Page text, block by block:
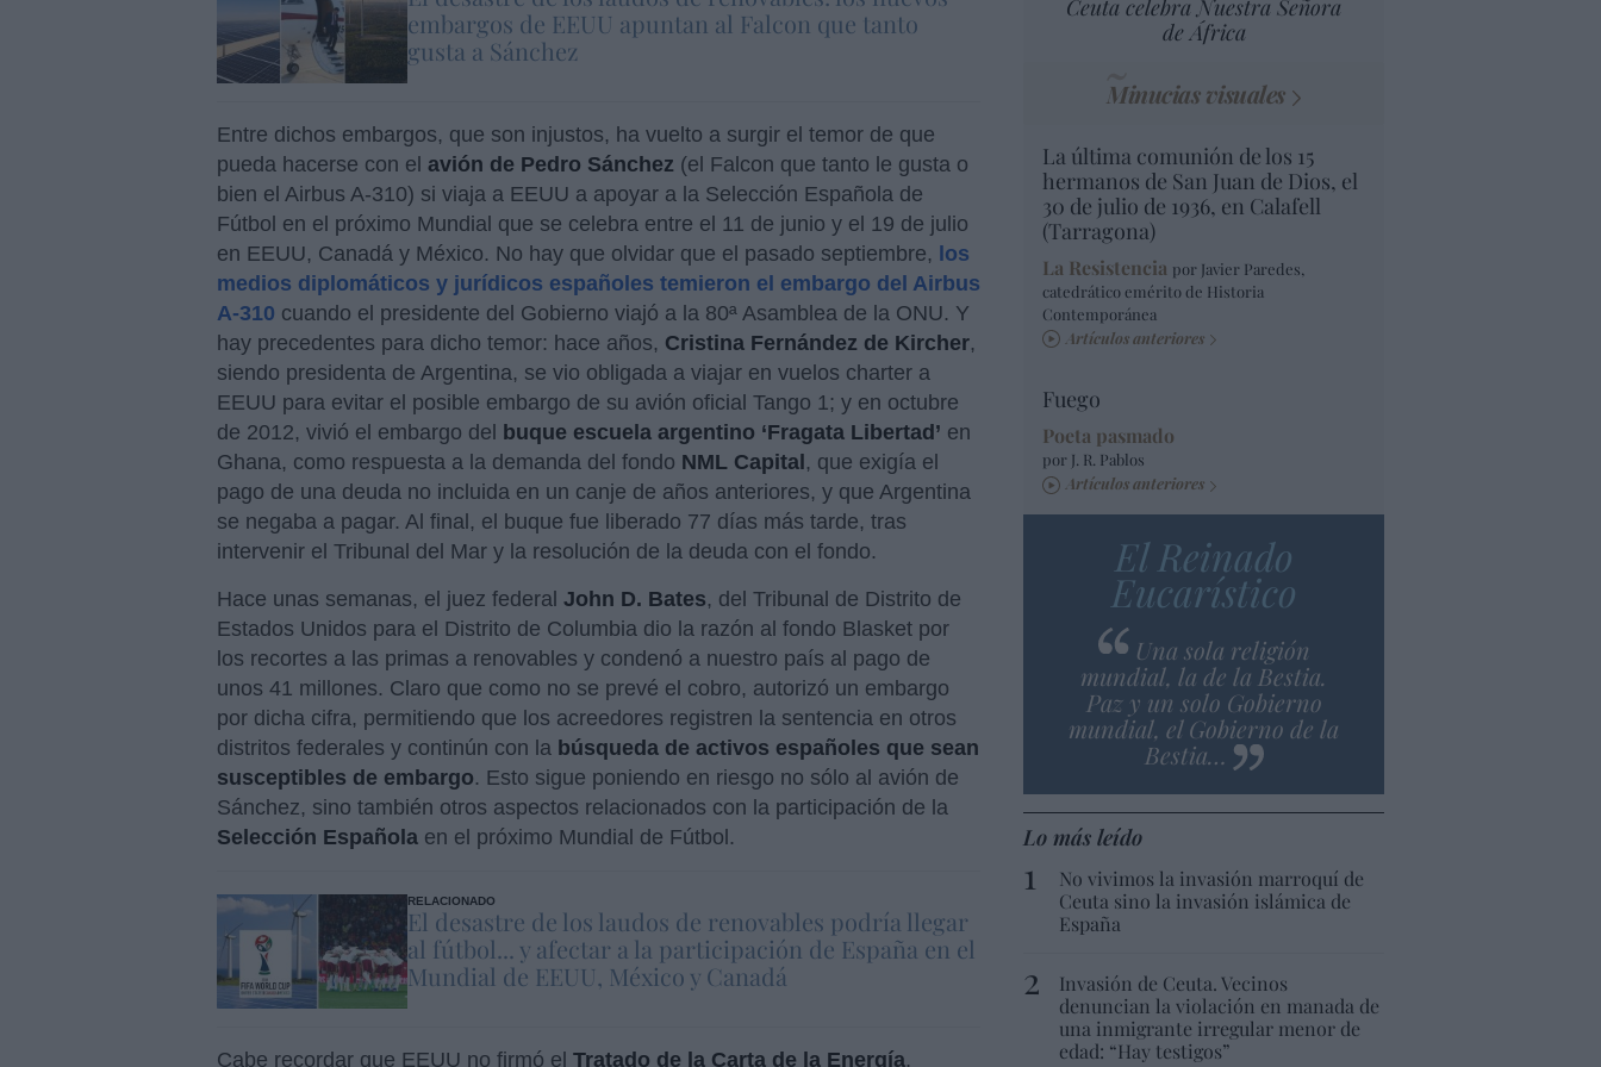
embargos de EEUU apuntan al Falcon que tanto
gusta a Sánchez
Entre dichos embargos, que son injustos, ha vuelto a surgir el temor de que
pueda hacerse con el avión de Pedro Sánchez (el Falcon que tanto le gusta o
bien el Airbus A-310) si viaja a EEUU a apoyar a la Selección Española de
Fútbol en el próximo Mundial que se celebra entre el 11 de junio y el 19 de julio
en EEUU, Canadá y México. No hay que olvidar que el pasado septiembre,
los
medios diplomáticos y jurídicos españoles temieron el embargo del Airbus
A-310 cuando el presidente del Gobierno viajó a la 80ª Asamblea de la ONU. Y
hay precedentes para dicho temor: hace años, Cristina Fernández de Kircher,
siendo presidenta de Argentina, se vio obligada a viajar en vuelos charter a
EEUU para evitar el posible embargo de su avión oficial Tango 1; y en octubre
de 2012, vivió el embargo del
buque escuela argentino ‘Fragata Libertad’ en
Ghana, como respuesta a la demanda del fondo NML Capital , que exigía el
pago de una deuda no incluida en un canje de años anteriores, y que Argentina
se negaba a pagar. Al final, el buque fue liberado 77 días más tarde, tras
intervenir el Tribunal del Mar y la resolución de la deuda con el fondo.
Hace unas semanas, el juez federal John D. Bates, del Tribunal de Distrito de
Estados Unidos para el Distrito de Columbia dio la razón al fondo Blasket por
los recortes a las primas a renovables y condenó a nuestro país al pago de
unos 41 millones. Claro que como no se prevé el cobro, autorizó un embargo
por dicha cifra, permitiendo que los acreedores registren la sentencia en otros
distritos federales y continún con la búsqueda de activos españoles que sean
susceptibles de embargo. Esto sigue poniendo en riesgo no sólo al avión de
Sánchez, sino también otros aspectos relacionados con la participación de la
Selección Española en el próximo Mundial de Fútbol.
RELACIONADO
El desastre de los laudos de renovables podría llegar
al fútbol... y afectar a la participación de España en el
Mundial de EEUU, México y Canadá
Cabe recordar que EEUU no firmó el Tratado de la Carta de la Energía,
Ceuta celebra Nuestra Señora
de África
Minucias visuales
La última comunión de los 15
hermanos de San Juan de Dios, el
30 de julio de 1936, en Calafell
(Tarragona)
La Resistencia por Javier Paredes,
catedrático emérito de Historia
Contemporánea
Artículos anteriores
Fuego
Poeta pasmado
por J. R. Pablos
Artículos anteriores
El Reinado
Eucarístico
Una sola religión
mundial, la de la Bestia.
Paz y un solo Gobierno
mundial, el Gobierno de la
Bestia…
Lo más leído
No vivimos la invasión marroquí de
Ceuta sino la invasión islámica de
España
Invasión de Ceuta. Vecinos
denuncian la violación en manada de
una inmigrante irregular menor de
edad: “Hay testigos”